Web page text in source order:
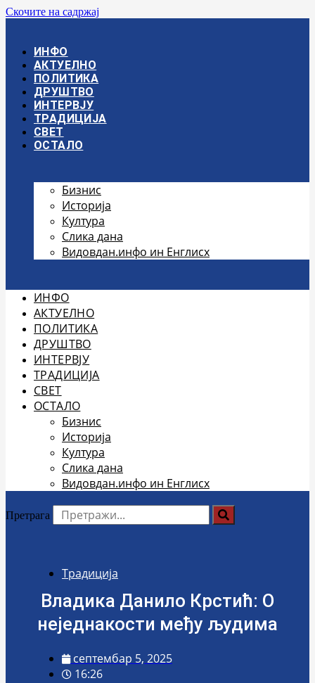
Скочите на садржај
ИНФО
АКТУЕЛНО
ПОЛИТИКА
ДРУШТВО
ИНТЕРВЈУ
ТРАДИЦИЈА
СВЕТ
ОСТАЛО
Бизнис
Историја
Култура
Слика дана
Видовдан.инфо ин Енглисх
ИНФО
АКТУЕЛНО
ПОЛИТИКА
ДРУШТВО
ИНТЕРВЈУ
ТРАДИЦИЈА
СВЕТ
ОСТАЛО
Бизнис
Историја
Култура
Слика дана
Видовдан.инфо ин Енглисх
Претрага
Традиција
Владика Данило Крстић: О
неједнакости међу људима
септембар 5, 2025
16:26